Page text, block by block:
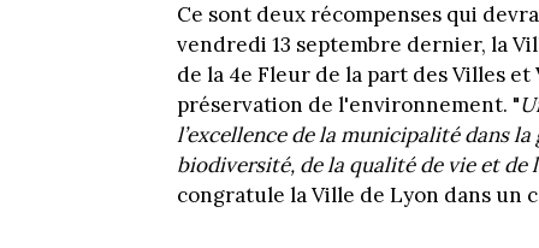
Ce sont deux récompenses qui
vendredi 13 septembre dernier, la
de la 4e Fleur de la part des Villes
préservation de l'environnement. "
l’excellence de la municipalité dans
biodiversité, de la qualité de vie et
congratule la Ville de Lyon dans un